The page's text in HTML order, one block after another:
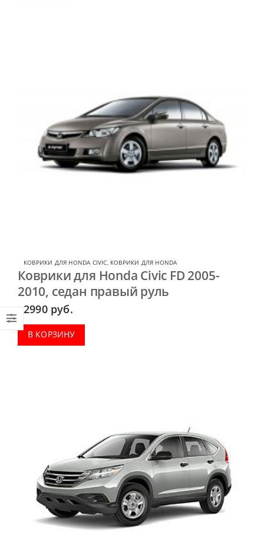
КОВРИКИ ДЛЯ HONDA CIVIC КОВРИКИ ДЛЯ HONDA
Коврики для Honda Civic FD 2005-
2010, седан правый руль
2990 руб.
В КОРЗИНУ